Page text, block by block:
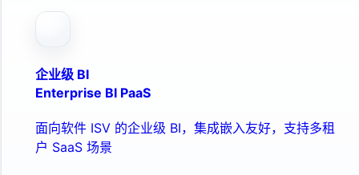
企业级 BI
Enterprise BI PaaS
面向软件 ISV 的企业级 BI，集成嵌入友好，支持多租
户 SaaS 场景